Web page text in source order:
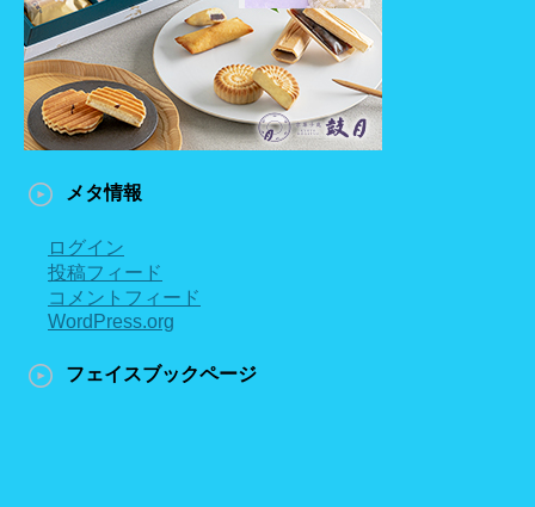
メタ情報
ログイン
投稿フィード
コメントフィード
WordPress.org
フェイスブックページ